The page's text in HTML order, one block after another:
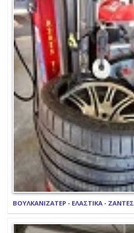
ΒΟΥΛΚΑΝΙΖΑΤΕΡ - ΕΛΑΣΤΙΚΑ - ΖΑΝΤΕΣ